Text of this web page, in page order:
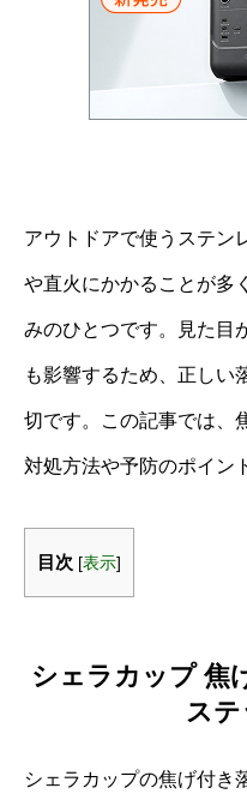
アウトドアで使うステン
や直火にかかることが多
みのひとつです。見た目
も影響するため、正しい
切です。この記事では、
対処方法や予防のポイン
目次 [表示]
シェラカップ 焦
ス
シェラカップの焦げ付き